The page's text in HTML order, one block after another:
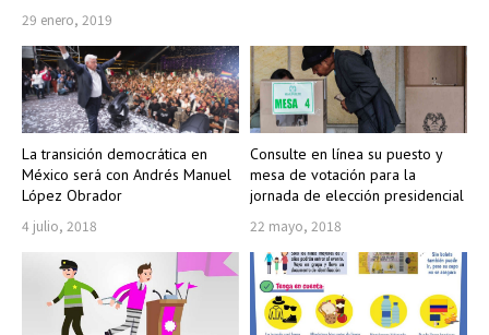
29 enero, 2019
La transición democrática en
México será con Andrés Manuel
López Obrador
4 julio, 2018
Consulte en línea su puesto y
mesa de votación para la
jornada de elección presidencial
22 mayo, 2018